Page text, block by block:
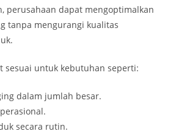
perusahaan dapat mengoptimalkan
tanpa mengurangi kualitas
sesuai untuk kebutuhan seperti:
dalam jumlah besar.
secara rutin.